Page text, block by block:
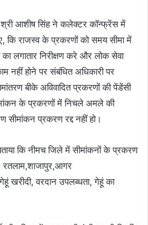
आशीष सिंह ने कलेक्टर कॉन्फ्रेंस में
कि राजस्व के प्रकरणों को समय सीमा में
लगातार निरीक्षण करे और लोक सेवा
नहीं होने पर संबंधित अधिकारी पर
बीके अविवादित प्रकरणों की पेंडेंसी
के प्रकरणों में निचले अमले की
सीमांकन प्रकरण रद्द नहीं हो।
कि नीमच जिले में सीमांकनों के प्रकरण
खरीदी, वरदान उपलब्धता, गेहूं का